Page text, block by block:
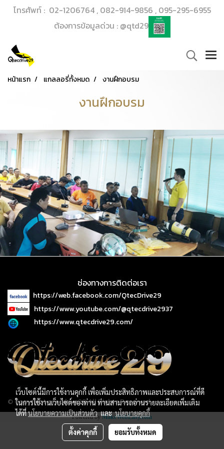
โทรศัพท์ : 02-1206764 , 082-914-9856 , 095-295-6955
ต้องการข้อมูลด่วน : @qtd29
หน้าแรก แกลลอรี่ทั้งหมด งานฝึกอบรม
งานฝึกอบรม
ช่องทางการติดต่อเรา
https://web.facebook.com/QtecDrive29
https://www.youtube.com/@qtecdrive2937
https://www.qtecdrive29.com/
© Copyright qtecdrive29 All Rights Reserved.
Powered byMakeWebEasy.com
เว็บไซต์นี้มีการใช้งานคุกกี้ เพื่อเพิ่มประสิทธิภาพและประสบการณ์ที่ดี
ในการใช้งานเว็บไซต์ของท่าน ท่านสามารถอ่านรายละเอียดเพิ่มเติม
ได้ที่นโยบายความเป็นส่วนตัวและนโยบายคุกกี้
ตั้งค่าคุกกี้ ยอมรับทั้งหมด